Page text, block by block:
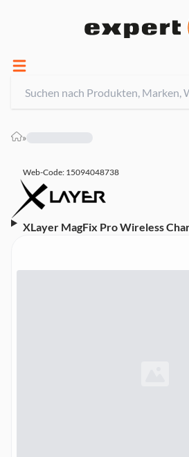
»
Web-Code: 15094048738
XLayer MagFix Pro Wireless